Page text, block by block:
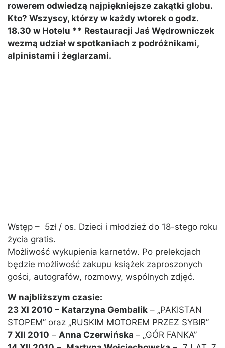
rowerem odwiedzą najpiękniejsze zakątki globu.
Kto? Wszyscy, którzy w każdy wtorek o godz.
18.30 w Hotelu ** Restauracji Jaś Wędrowniczek
wezmą udział w spotkaniach z podróżnikami,
alpinistami i żeglarzami.
Wstęp – 5zł / os. Dzieci i młodzież do 18-stego roku
życia gratis.
Możliwość wykupienia karnetów. Po prelekcjach
będzie możliwość zakupu książek zaproszonych
gości, autografów, rozmowy, wspólnych zdjęć.
W najbliższym czasie:
23 XI 2010 – Katarzyna Gembalik – „PAKISTAN
STOPEM” oraz „RUSKIM MOTOREM PRZEZ SYBIR”
7 XII 2010 – Anna Czerwińska – „GÓR FANKA”